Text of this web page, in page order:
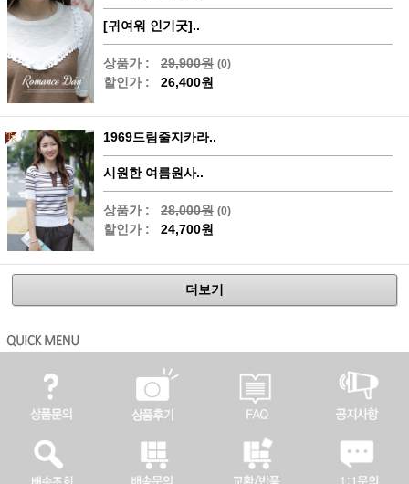
[귀여워 인기굿]..
상품가 : 29,900원 (0)
할인가 : 26,400원
1969드림줄지카라..
시원한 여름원사..
상품가 : 28,000원 (0)
할인가 : 24,700원
더보기